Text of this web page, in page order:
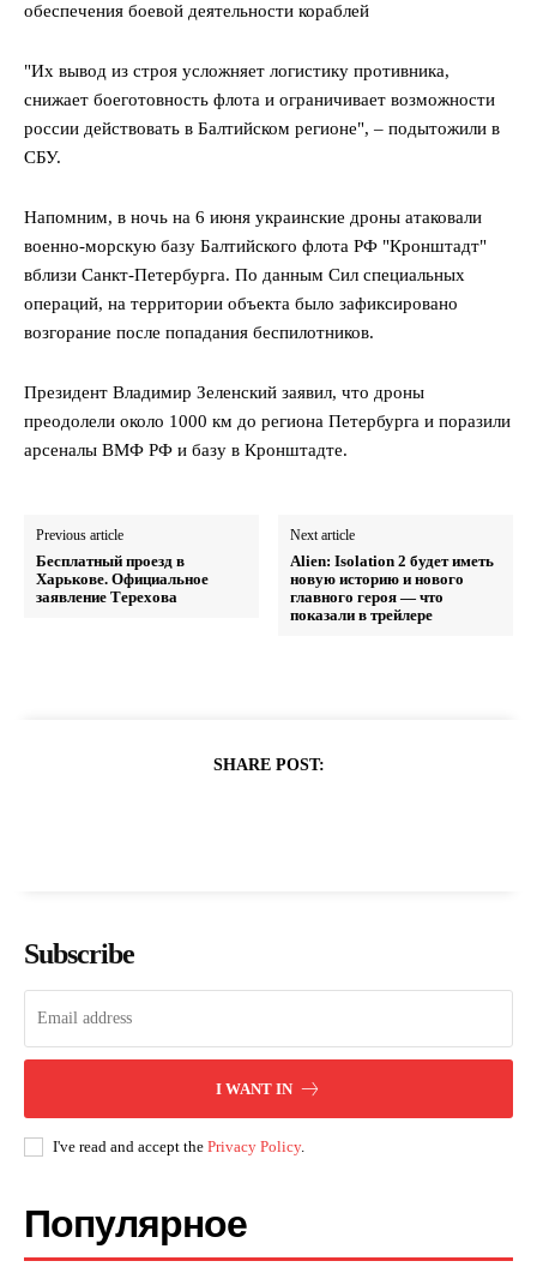
обеспечения боевой деятельности кораблей
"Их вывод из строя усложняет логистику противника,
снижает боеготовность флота и ограничивает возможности
россии действовать в Балтийском регионе", – подытожили в
СБУ.
Напомним, в ночь на 6 июня украинские дроны атаковали
военно-морскую базу Балтийского флота РФ "Кронштадт"
вблизи Санкт-Петербурга. По данным Сил специальных
операций, на территории объекта было зафиксировано
возгорание после попадания беспилотников.
Президент Владимир Зеленский заявил, что дроны
преодолели около 1000 км до региона Петербурга и поразили
арсеналы ВМФ РФ и базу в Кронштадте.
Previous article
Бесплатный проезд в
Харькове. Официальное
заявление Терехова
Next article
Alien: Isolation 2 будет иметь
новую историю и нового
главного героя — что
показали в трейлере
SHARE POST:
Subscribe
I WANT IN
I've read and accept the Privacy Policy.
Популярное